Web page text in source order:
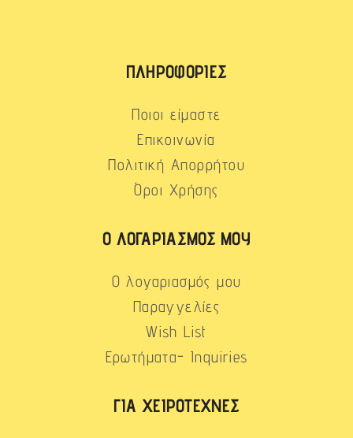
ΠΛΗΡΟΦΟΡΊΕΣ
Ποιοι είμαστε
Επικοινωνία
Πολιτική Απορρήτου
Όροι Χρήσης
Ο ΛΟΓΑΡΙΑΣΜΌΣ ΜΟΥ
Ο λογαριασμός μου
Παραγγελίες
Wish List
Ερωτήματα- Inquiries
ΓΙΑ ΧΕΙΡΟΤΈΧΝΕΣ